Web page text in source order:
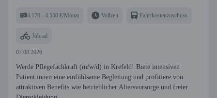
4.176 - 4.550 €/Monat Vollzeit Fahrtkostenzuschuss
Jobrad
07.08.2026
Werde Pflegefachkraft (m/w/d) in Krefeld! Biete intensiven
Patient:innen eine einfühlsame Begleitung und profitiere von
attraktiven Benefits wie betrieblicher Altersvorsorge und freier